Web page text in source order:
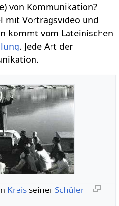
von Kommunikation?
mit Vortragsvideo und
kommt vom Lateinischen
. Jede Art der
Kreisseiner Schüler